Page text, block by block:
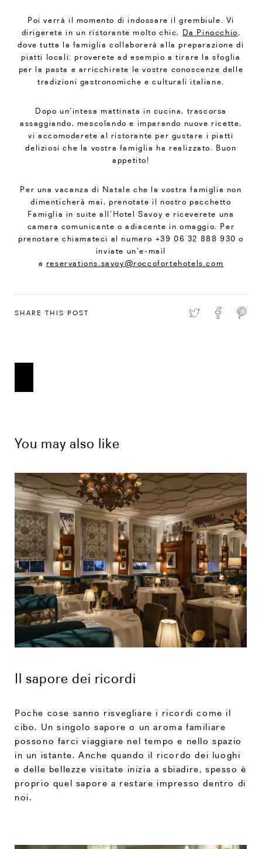
Poi verrà il momento di indossare il grembiule. Vi
dirigerete in un ristorante molto chic, Da Pinocchio,
dove tutta la famiglia collaborerà alla preparazione di
piatti locali: proverete ad esempio a tirare la sfoglia
per la pasta e arricchirete le vostre conoscenze delle
tradizioni gastronomiche e culturali italiane.
Dopo un’intesa mattinata in cucina, trascorsa
assaggiando, mescolando e imparando nuove ricette,
vi accomoderete al ristorante per gustare i piatti
deliziosi che la vostra famiglia ha realizzato. Buon
appetito!
Per una vacanza di Natale che la vostra famiglia non
dimenticherà mai, prenotate il nostro pacchetto
Famiglia in suite all’Hotel Savoy e riceverete una
camera comunicante o adiacente in omaggio. Per
prenotare chiamateci al numero +39 06 32 888 930 o
inviate un’e-mail
a reservations.savoy@roccofortehotels.com
SHARE THIS POST
You may also like
Il sapore dei ricordi
Poche cose sanno risvegliare i ricordi come il
cibo. Un singolo sapore o un aroma familiare
possono farci viaggiare nel tempo e nello spazio
in un istante. Anche quando il ricordo dei luoghi
e delle bellezze visitate inizia a sbiadire, spesso è
proprio quel sapore a restare impresso dentro di
noi.